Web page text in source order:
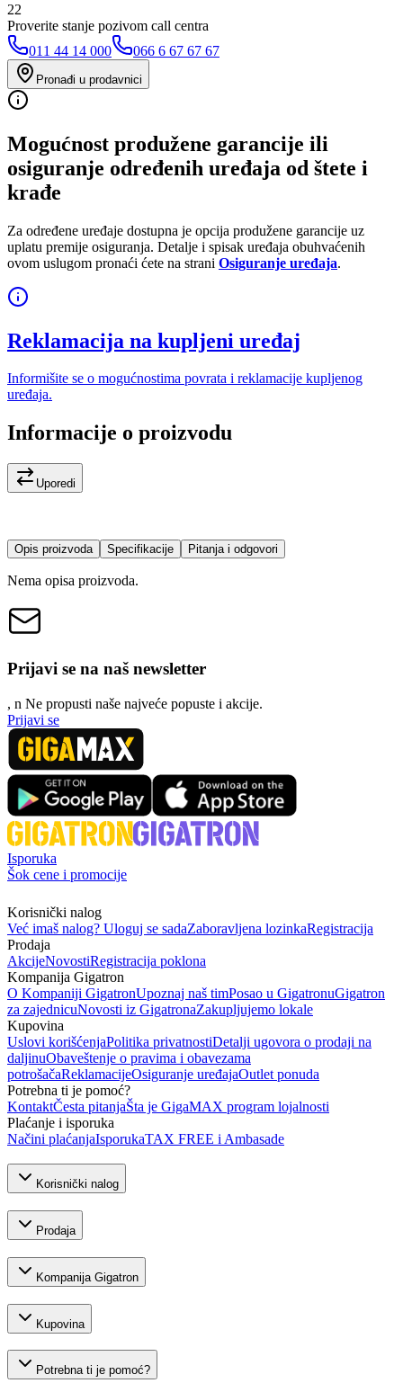
22
Proverite stanje pozivom call centra
011 44 14 000
066 6 67 67 67
Pronađi u prodavnici
Mogućnost produžene garancije ili
osiguranje određenih uređaja od štete i
krađe
Za određene uređaje dostupna je opcija produžene garancije uz
uplatu premije osiguranja. Detalje i spisak uređaja obuhvaćenih
ovom uslugom pronaći ćete na strani Osiguranje uređaja.
Reklamacija na kupljeni uređaj
Informišite se o mogućnostima povrata i reklamacije kupljenog
uređaja.
Informacije o proizvodu
Uporedi
Opis proizvoda Specifikacije Pitanja i odgovori
Nema opisa proizvoda.
Prijavi se na naš newsletter
, n Ne propusti naše najveće popuste i akcije.
Prijavi se
Isporuka
Šok cene i promocije
Korisnički nalog
Već imaš nalog? Uloguj se sadaZaboravljena lozinkaRegistracija
Prodaja
AkcijeNovostiRegistracija poklona
Kompanija Gigatron
O Kompaniji GigatronUpoznaj naš timPosao u GigatronuGigatron
za zajednicuNovosti iz GigatronaZakupljujemo lokale
Kupovina
Uslovi korišćenjaPolitika privatnostiDetalji ugovora o prodaji na
daljinuObaveštenje o pravima i obavezama
potrošačaReklamacijeOsiguranje uređajaOutlet ponuda
Potrebna ti je pomoć?
KontaktČesta pitanjaŠta je GigaMAX program lojalnosti
Plaćanje i isporuka
Načini plaćanjaIsporukaTAX FREE i Ambasade
Korisnički nalog
Prodaja
Kompanija Gigatron
Kupovina
Potrebna ti je pomoć?